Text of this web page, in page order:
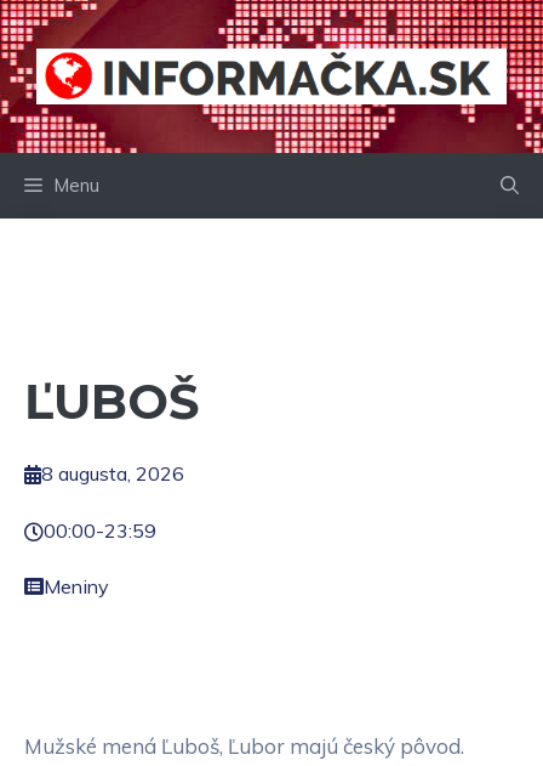
Preskočiť
na
obsah
Menu
ĽUBOŠ
8 augusta, 2026
00:00-23:59
Meniny
Mužské mená Ľuboš, Ľubor majú český pôvod.